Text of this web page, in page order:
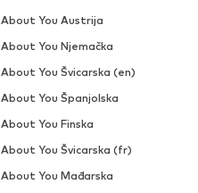
About You Austrija
About You Njemačka
About You Švicarska (en)
About You Španjolska
About You Finska
About You Švicarska (fr)
About You Mađarska